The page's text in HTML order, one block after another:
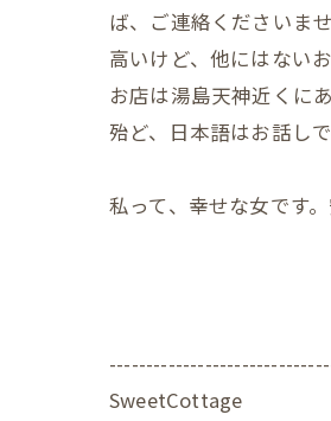
ば、ご連絡くださいませ
高いけど、他にはない
お店は湯島天神近くに
殆ど、日本語はお話し
私って、幸せな女です
SweetCottage